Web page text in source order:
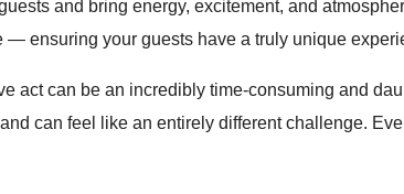
and bring energy, excitement, and
— ensuring your guests have a truly unique
act can be an incredibly time-consuming and
can feel like an entirely different challenge.